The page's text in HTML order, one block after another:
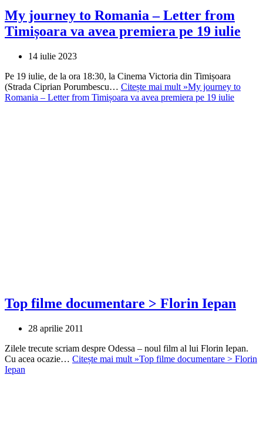
My journey to Romania – Letter from
Timișoara va avea premiera pe 19 iulie
14 iulie 2023
Pe 19 iulie, de la ora 18:30, la Cinema Victoria din Timișoara
(Strada Ciprian Porumbescu… Citește mai mult »My journey to
Romania – Letter from Timișoara va avea premiera pe 19 iulie
Top filme documentare > Florin Iepan
28 aprilie 2011
Zilele trecute scriam despre Odessa – noul film al lui Florin Iepan.
Cu acea ocazie… Citește mai mult »Top filme documentare > Florin
Iepan